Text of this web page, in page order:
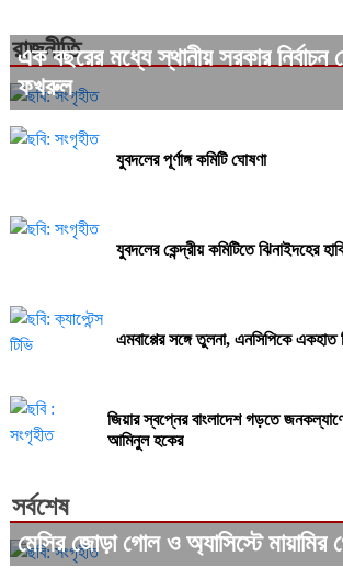
রাজনীতি
এক বছরের মধ্যে স্থানীয় সরকার নির্বাচন
ফখরুল
যুবদলের পূর্ণাঙ্গ কমিটি ঘোষণা
যুবদলের কেন্দ্রীয় কমিটিতে ঝিনাইদহের
এমবাপ্পের সঙ্গে তুলনা, এনসিপিকে একহাত
জিয়ার স্বপ্নের বাংলাদেশ গড়তে
আমিনুল হকের
সর্বশেষ
মেসির জোড়া গোল ও অ্যাসিস্টে